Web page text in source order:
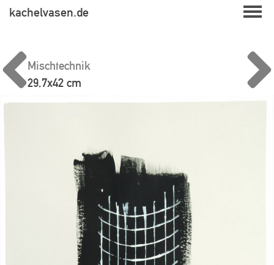
Skipkachelvasen.de
Mischtechnik
29,7x42 cm
Beitragsnavigation